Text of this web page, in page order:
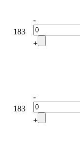
183
-
+
183
-
+